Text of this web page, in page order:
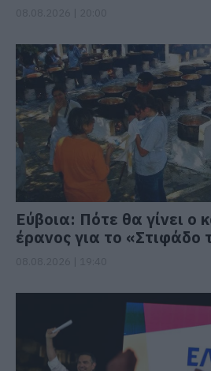
Εύβοια: Πότε θα γίνει ο
έρανος για το «Στιφάδο